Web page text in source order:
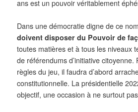
ans est un pouvoir véritablement
Dans une démocratie digne de ce
doivent disposer du Pouvoir de
toutes matières et à tous les niveaux
de référendums d’initiative citoyenne.
règles du jeu, il faudra d’abord
constitutionnelle. La présidentielle
objectif, une occasion à ne surtout